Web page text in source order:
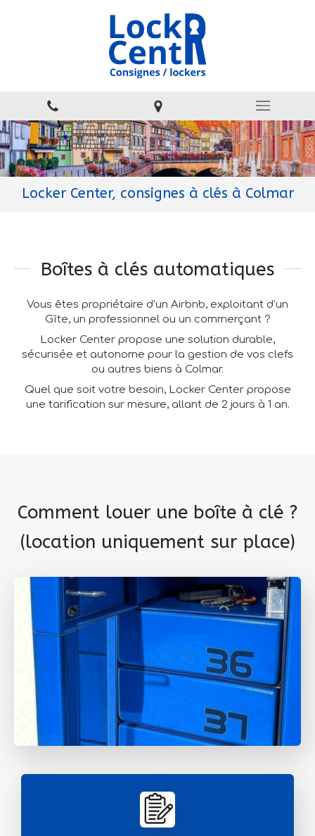
Locker Center, consignes à clés à Colmar
Boîtes à clés automatiques
Vous êtes propriétaire d’un Airbnb, exploitant d’un
Gîte, un professionnel ou un commerçant ?
Locker Center propose une solution durable,
sécurisée et autonome pour la gestion de vos clefs
ou autres biens à Colmar.
Quel que soit votre besoin, Locker Center propose
une tarification sur mesure, allant de 2 jours à 1 an.
Comment louer une boîte à clé ?
(location uniquement sur place)